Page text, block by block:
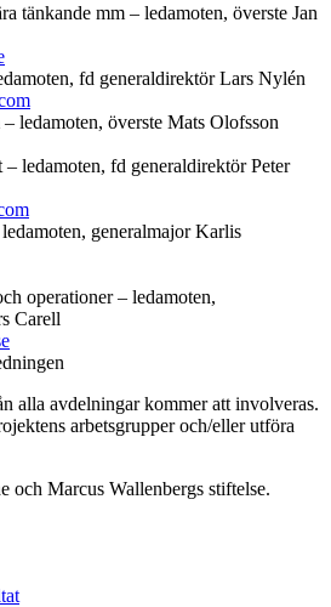
tänkande mm – ledamoten, överste Jan
fd generaldirektör Lars Nylén
ledamoten, överste Mats Olofsson
– ledamoten, fd generaldirektör Peter
generalmajor Karlis
operationer – ledamoten,
Carell
alla avdelningar kommer att involveras.
arbetsgrupper och/eller utföra
och Marcus Wallenbergs stiftelse.